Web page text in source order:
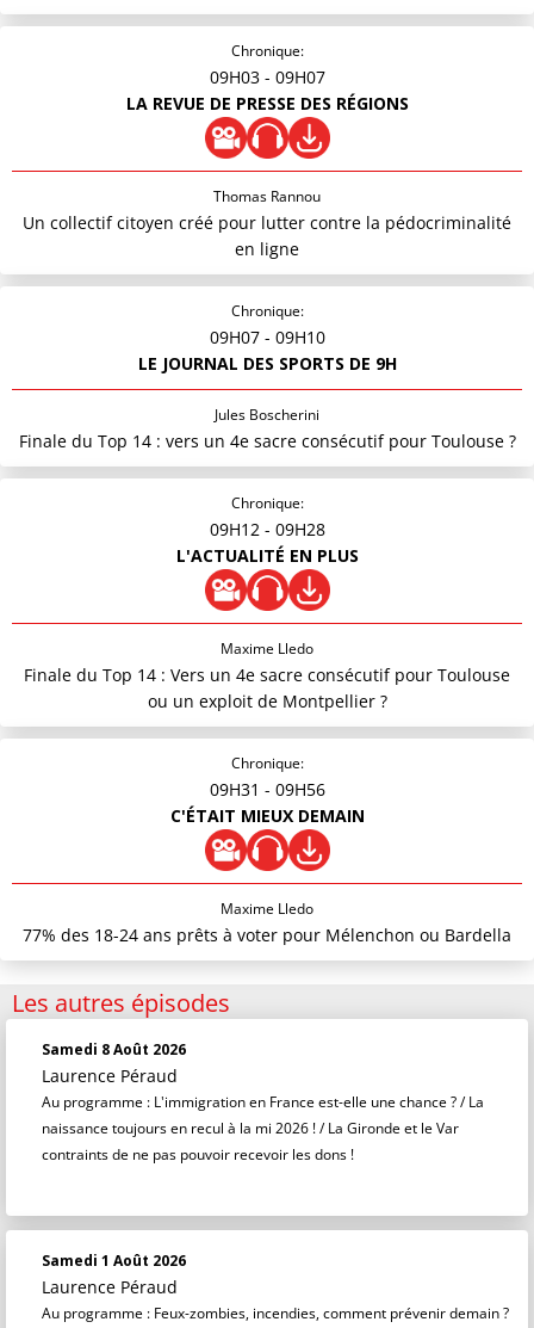
Chronique:
09H03 - 09H07
LA REVUE DE PRESSE DES RÉGIONS
Thomas Rannou
Un collectif citoyen créé pour lutter contre la pédocriminalité
en ligne
Chronique:
09H07 - 09H10
LE JOURNAL DES SPORTS DE 9H
Jules Boscherini
Finale du Top 14 : vers un 4e sacre consécutif pour Toulouse ?
Chronique:
09H12 - 09H28
L'ACTUALITÉ EN PLUS
Maxime Lledo
Finale du Top 14 : Vers un 4e sacre consécutif pour Toulouse
ou un exploit de Montpellier ?
Chronique:
09H31 - 09H56
C'ÉTAIT MIEUX DEMAIN
Maxime Lledo
77% des 18-24 ans prêts à voter pour Mélenchon ou Bardella
Les autres épisodes
Samedi 8 Août 2026
Laurence Péraud
Au programme : L'immigration en France est-elle une chance ? / La
naissance toujours en recul à la mi 2026 ! / La Gironde et le Var
contraints de ne pas pouvoir recevoir les dons !
Samedi 1 Août 2026
Laurence Péraud
Au programme : Feux-zombies, incendies, comment prévenir demain ?